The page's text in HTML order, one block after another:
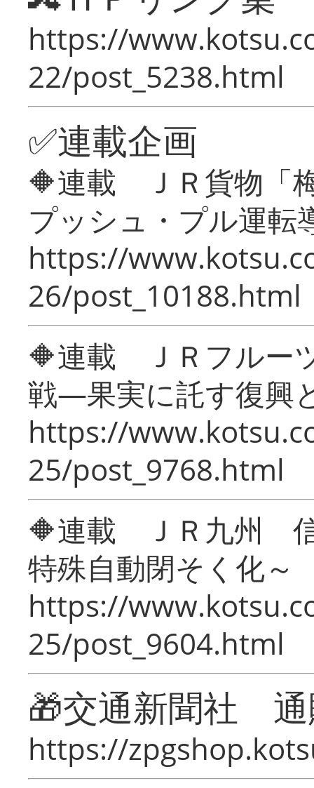
https://
22/post_5238.html
✅連載企画
🔶連載 ＪＲ貨物「
プッシュ・プル運転
https://
26/post_10188.html
🔶連載 ＪＲフルー
戦―果実に託す復興
https://
25/post_9768.html
🔶連載 ＪＲ九州 信
特殊自動閉そく化～
https://
25/post_9604.html
🎁交通新聞社
https://